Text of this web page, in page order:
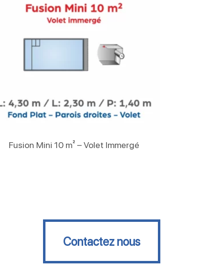
Lire La Suite
Fusion Mini 10 m² – Volet Immergé
Contactez nous
Contactez nous